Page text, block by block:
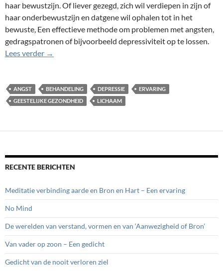
haar bewustzijn. Of liever gezegd, zich wil verdiepen in zijn of
haar onderbewustzijn en datgene wil ophalen tot in het
bewuste, Een effectieve methode om problemen met angsten,
gedragspatronen of bijvoorbeeld depressiviteit op te lossen.
Lees verder Hypnotherapie, de weg naar het onderbewuste
→
ANGST BEHANDELING DEPRESSIE
ERVARING
GEESTELIJKE GEZONDHEID
LICHAAM
RECENTE BERICHTEN
Meditatie verbinding aarde en Bron en Hart – Een ervaring
No Mind
De werelden van verstand, vormen en van ‘Aanwezigheid of Bron’
Van vader op zoon – Een gedicht
Gedicht van de nooit verloren ziel